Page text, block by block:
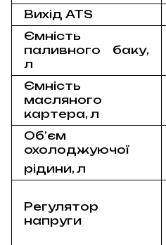
Вихід ATS
Ємність
паливного баку,
л
Ємність
масляного
картера, л
Об’єм
охолоджуючої
рідини, л
Регулятор
напруги